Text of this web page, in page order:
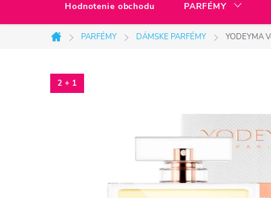
Hodnotenie obchodu PARFÉMY
Domov
PARFÉMY DÁMSKE PARFÉMY YODEYMA
2 + 1